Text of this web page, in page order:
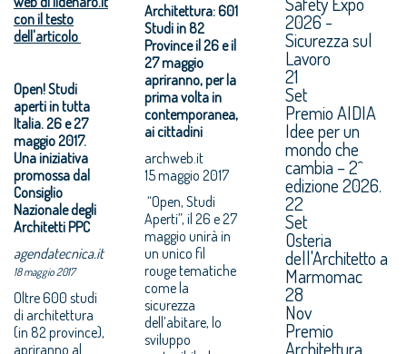
con il testo
dell'articolo
Open! Studi
aperti in tutta
Italia. 26 e 27
maggio 2017.
Una iniziativa
promossa dal
Consiglio
Nazionale degli
Architetti PPC
agendatecnica.it
18 maggio 2017
Oltre 600 studi
di architettura
(in 82 province),
apriranno al
Architettura: 601
Studi in 82
Province il 26 e il
27 maggio
apriranno, per la
prima volta in
contemporanea,
ai cittadini
archweb.it
15 maggio 2017
“Open, Studi
Aperti”, il 26 e 27
maggio unirà in
un unico fil
rouge tematiche
come la
sicurezza
dell’abitare, lo
sviluppo
2026 -
Sicurezza sul
Lavoro
21
Set
Premio AIDIA
Idee per un
mondo che
cambia – 2^
edizione 2026.
22
Set
Osteria
dell'Architetto a
Marmomac
28
Nov
Premio
Architettura